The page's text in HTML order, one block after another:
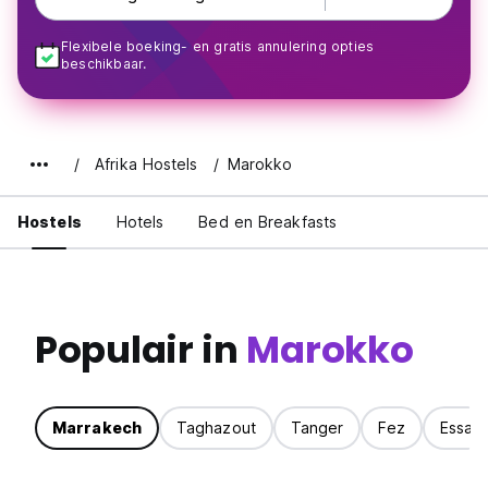
Flexibele boeking- en gratis annulering opties
beschikbaar.
Afrika Hostels Marokko
Hostels Hotels Bed en Breakfasts
Populair in Marokko
Marrakech Taghazout Tanger Fez